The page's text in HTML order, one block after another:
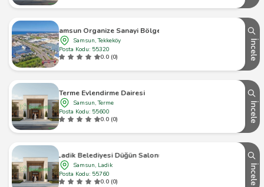
Samsun Organize Sanayi Bölgesi
Samsun, Tekkeköy
Posta Kodu: 55320
0.0 (0)
İncele
Terme Evlendirme Dairesi
Samsun, Terme
Posta Kodu: 55600
0.0 (0)
İncele
Ladik Belediyesi Düğün Salonu
Samsun, Ladik
Posta Kodu: 55760
0.0 (0)
İncele